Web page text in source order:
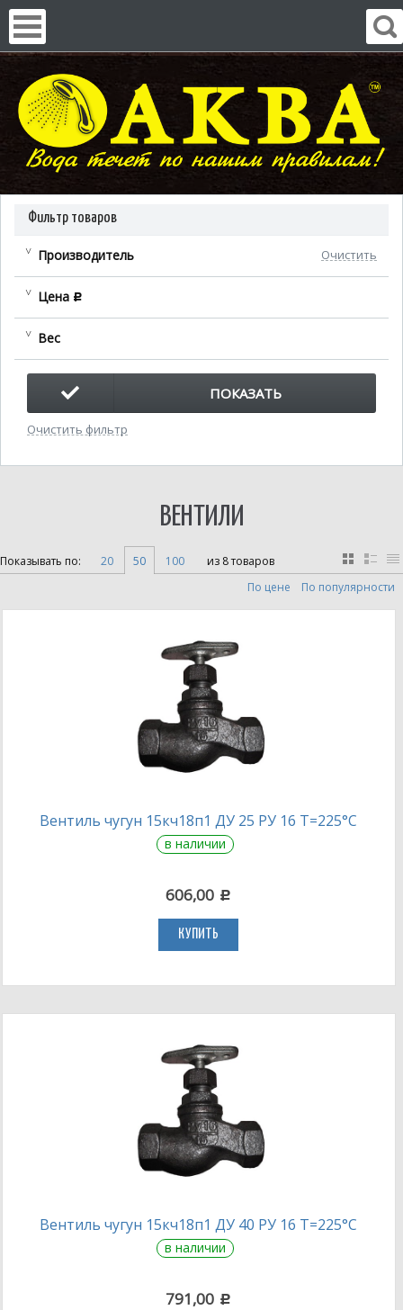
Фильтр товаров
Производитель Очистить
Цена c
Вес
ПОКАЗАТЬ
Очистить фильтр
ВЕНТИЛИ
Показывать по: 20 50 100
из 8 товаров
По цене
По популярности
Вентиль чугун 15кч18п1 ДУ 25 РУ 16 Т=225°С
в наличии
606,00 c
КУПИТЬ
Вентиль чугун 15кч18п1 ДУ 40 РУ 16 Т=225°С
в наличии
791,00 c